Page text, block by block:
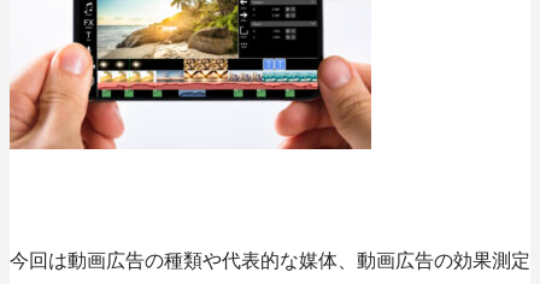
今回は動画広告の種類や代表的な媒体、動画広告の効果測定